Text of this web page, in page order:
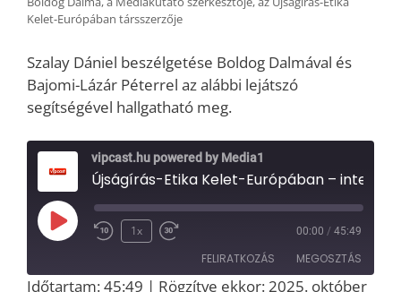
Kelet-Európában társszerzője
Szalay Dániel beszélgetése Boldog Dalmával és
Bajomi-Lázár Péterrel az alábbi lejátszó
segítségével hallgatható meg.
vipcast.hu powered by Media1
Play
1x 00:00 / 45:49
FELIRATKOZÁS MEGOSZTÁS
Időtartam: 45:49 | Rögzítve ekkor: 2025. október